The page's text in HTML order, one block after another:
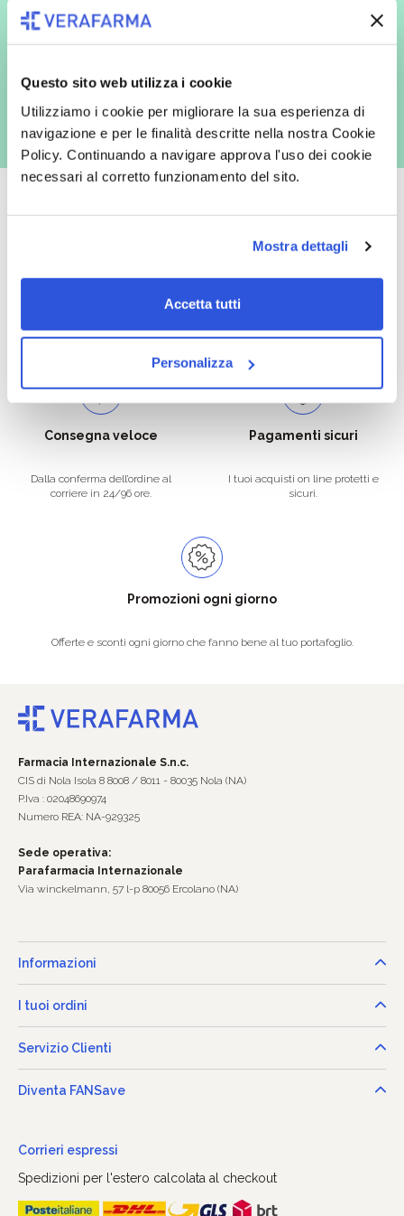
Questo sito web utilizza i cookie
Utilizziamo i cookie per migliorare la sua esperienza di
navigazione e per le finalità descritte nella nostra Cookie
Policy. Continuando a navigare approva l'uso dei cookie
necessari al corretto funzionamento del sito.
Mostra dettagli
Accetta tutti
Personalizza
espressamente al trattamento dei miei dati personali per finalità
commerciali da parte di Verafarma, tra cui invio di comunicazioni
marketing (con modalità telematiche - quali ad es. newsletter ed e-mail
Catalogo prodotti ampio e completo
Spedizione gratuita
Con un acquisto minimo di 29.90 €
Spedizioni in tutta Europa a 20€.
Consegna veloce
Dalla conferma dell’ordine al
corriere in 24/96 ore.
Pagamenti sicuri
I tuoi acquisti on line protetti e
sicuri.
Promozioni ogni giorno
Offerte e sconti ogni giorno che fanno bene al tuo portafoglio.
Farmacia Internazionale S.n.c.
CIS di Nola Isola 8 8008 / 8011 - 80035 Nola (NA)
P.Iva : 02048690974
Numero REA: NA-929325
Sede operativa:
Parafarmacia Internazionale
Via winckelmann, 57 l-p 80056 Ercolano (NA)
Informazioni
I tuoi ordini
Servizio Clienti
Diventa FANSave
Corrieri espressi
Spedizioni per l'estero calcolata al checkout